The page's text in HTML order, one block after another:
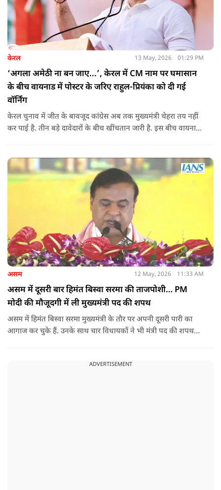
केरल 13 May, 2026 01:29 PM
‘अगला अमेठी ना बन जाए...’, केरल में CM नाम पर घमासान
के बीच वायनाड में पोस्टर के जरिए राहुल-प्रियंका को दी गई
वॉर्निंग
केरल चुनाव में जीत के बावजूद कांग्रेस अब तक मुख्यमंत्री चेहरा तय नहीं
कर पाई है. तीन बड़े दावेदारों के बीच खींचतान जारी है. इस बीच वायनाड
असम 12 May, 2026 11:33 AM
असम में दूसरी बार हिमंत बिस्वा सरमा की ताजपोशी… PM
मोदी की मौजूदगी में ली मुख्यमंत्री पद की शपथ
असम में हिमंत बिस्वा सरमा मुख्यमंत्री के तौर पर अपनी दूसरी पारी का
आगाज कर चुके हैं. उनके साथ चार विधायकों ने भी मंत्री पद की शपथ
ADVERTISEMENT